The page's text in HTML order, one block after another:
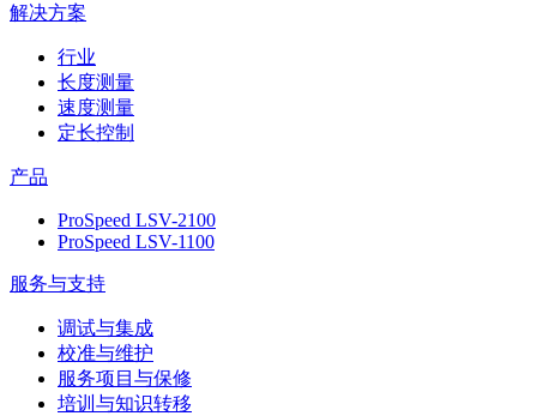
解决方案
行业
长度测量
速度测量
定长控制
产品
ProSpeed LSV-2100
ProSpeed LSV-1100
服务与支持
调试与集成
校准与维护
服务项目与保修
培训与知识转移